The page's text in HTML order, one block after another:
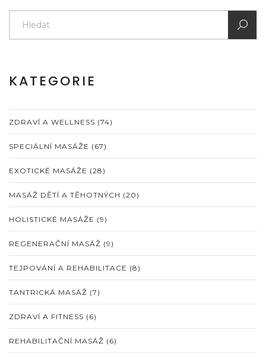
KATEGORIE
ZDRAVÍ A WELLNESS (74)
SPECIÁLNÍ MASÁŽE (67)
EXOTICKÉ MASÁŽE (28)
MASÁŽ DĚTÍ A TĚHOTNÝCH (20)
HOLISTICKÉ MASÁŽE (9)
REGENERAČNÍ MASÁŽ (9)
TEJPOVÁNÍ A REHABILITACE (8)
TANTRICKÁ MASÁŽ (7)
ZDRAVÍ A FITNESS (6)
REHABILITAČNÍ MASÁŽ (6)